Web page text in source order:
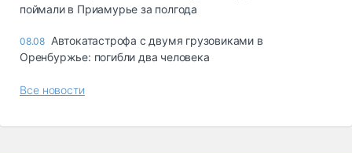
поймали в Приамурье за полгода
08.08 Автокатастрофа с двумя грузовиками в
Оренбуржье: погибли два человека
Все новости